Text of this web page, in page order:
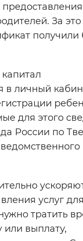
Выключены
настройки
За это
получили
в личный
для этого
России по
услуг
тратить
или выплату,